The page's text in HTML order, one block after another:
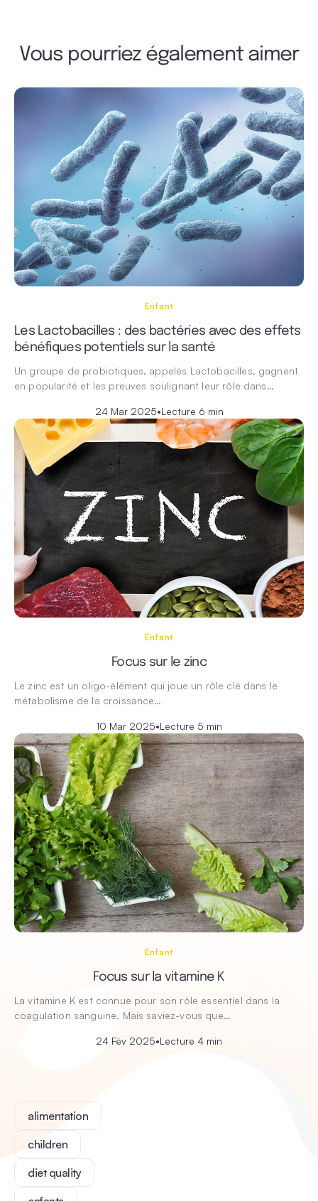
Vous pourriez également aimer
Enfant
Les Lactobacilles : des bactéries avec des effets
bénéfiques potentiels sur la santé
Un groupe de probiotiques, appelés Lactobacilles, gagnent
en popularité et les preuves soulignant leur rôle dans…
24 Mar 2025•Lecture 6 min
Enfant
Focus sur le zinc
Le zinc est un oligo-élément qui joue un rôle clé dans le
métabolisme de la croissance…
10 Mar 2025•Lecture 5 min
Enfant
Focus sur la vitamine K
La vitamine K est connue pour son rôle essentiel dans la
coagulation sanguine. Mais saviez-vous que…
24 Fév 2025•Lecture 4 min
alimentation
children
diet quality